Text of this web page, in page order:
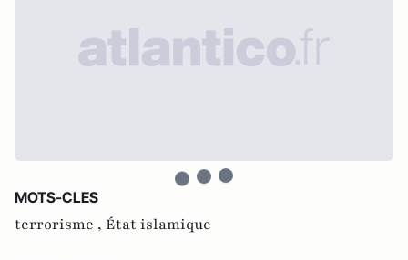
MOTS-CLES
terrorisme , État islamique